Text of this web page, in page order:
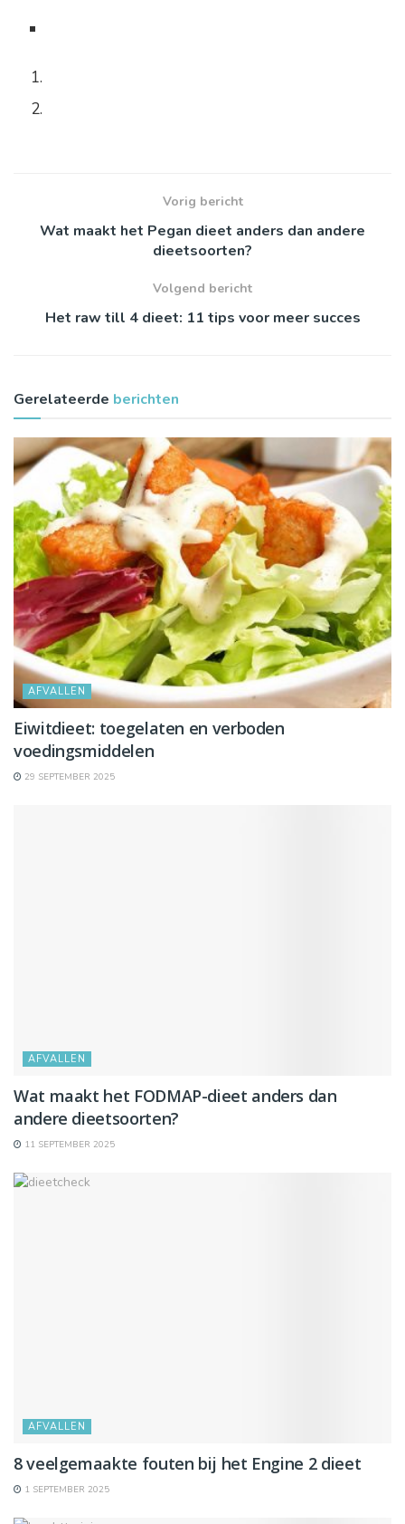
Vorig bericht
Wat maakt het Pegan dieet anders dan andere
dieetsoorten?
Volgend bericht
Het raw till 4 dieet: 11 tips voor meer succes
Gerelateerde berichten
AFVALLEN
Eiwitdieet: toegelaten en verboden
voedingsmiddelen
29 SEPTEMBER 2025
AFVALLEN
Wat maakt het FODMAP-dieet anders dan
andere dieetsoorten?
11 SEPTEMBER 2025
AFVALLEN
8 veelgemaakte fouten bij het Engine 2 dieet
1 SEPTEMBER 2025